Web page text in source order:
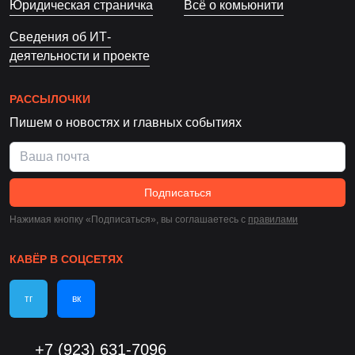
Юридическая страничка Всё о комьюнити
Сведения об ИТ-
деятельности и проекте
РАССЫЛОЧКИ
Пишем о новостях и главных событиях
Подписаться
Нажимая кнопку «Подписаться», вы соглашаетесь c правилами
КАВЁР В СОЦСЕТЯХ
тг вк
+7 (923) 631-7096